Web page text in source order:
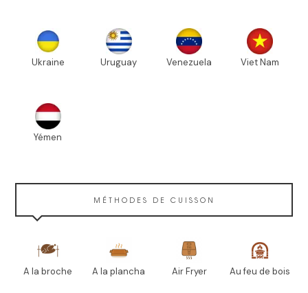
Ukraine Uruguay Venezuela Viet Nam
Yémen
MÉTHODES DE CUISSON
A la broche A la plancha Air Fryer Au feu de bois